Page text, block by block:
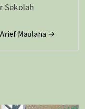
Sekolah
Maulana →